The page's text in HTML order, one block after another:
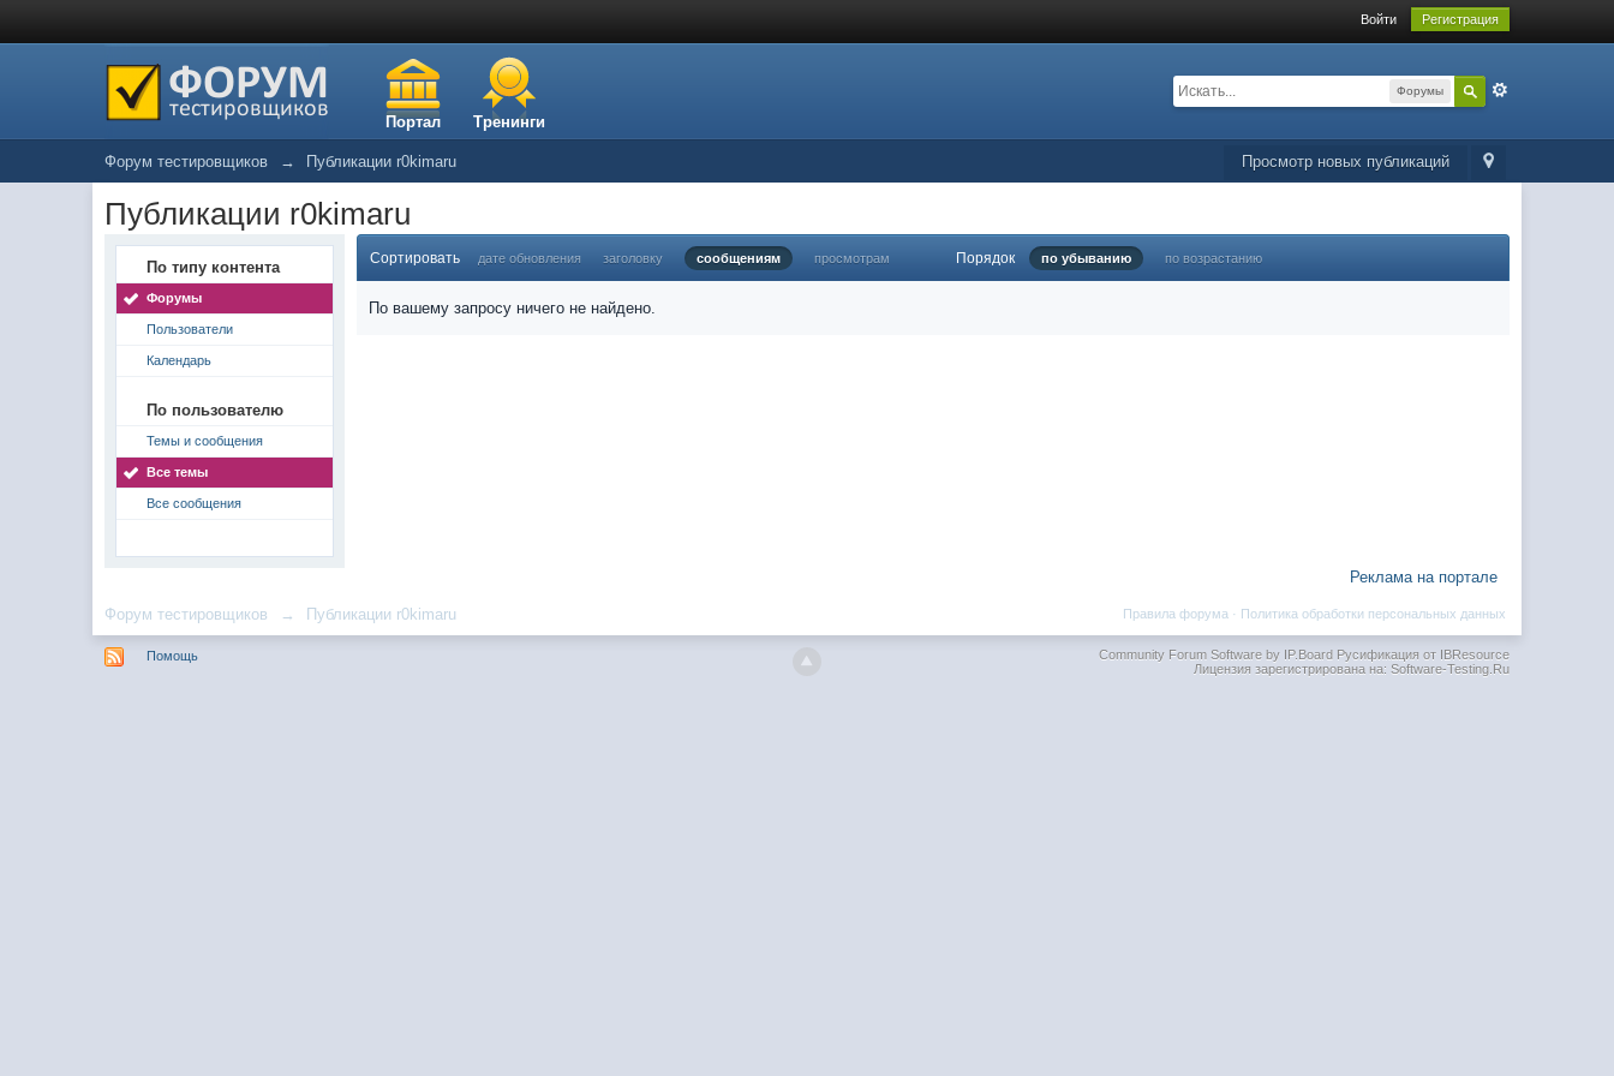
Войти Регистрация
Портал Тренинги
Форумы
Просмотр новых публикаций
Форум тестировщиков → Публикации r0kimaru
Публикации r0kimaru
По типу контента
Форумы
Пользователи
Календарь
По пользователю
Темы и сообщения
Все темы
Все сообщения
Сортировать дате обновления заголовку сообщениям просмотрам Порядок по убыванию по возрастанию
По вашему запросу ничего не найдено.
Реклама на портале
Форум тестировщиков → Публикации r0kimaru Политика обработки персональных данных
Правила форума ·
Помощь Community Forum Software by IP.BoardРусификация от IBResource
Лицензия зарегистрирована на: Software-Testing.Ru